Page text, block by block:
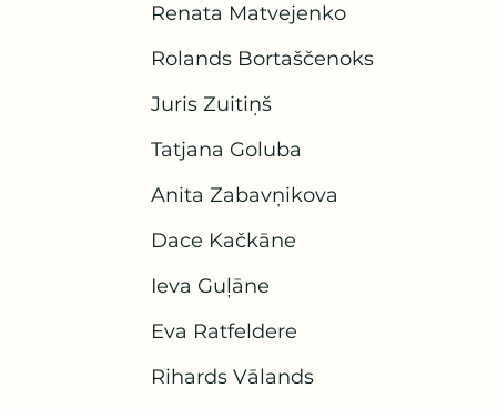
Renata Matvejenko
Rolands Bortaščenoks
Juris Zuitiņš
Tatjana Goluba
Anita Zabavņikova
Dace Kačkāne
Ieva Guļāne
Eva Ratfeldere
Rihards Vālands